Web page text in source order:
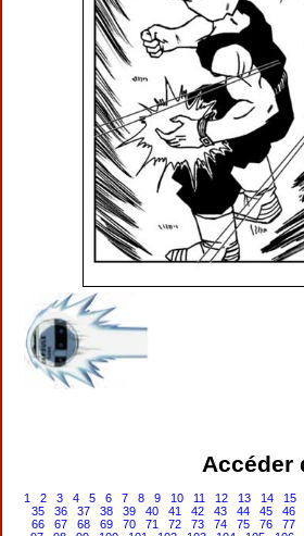
Accéder
1 2 3 4 5 6 7 8 9 10 11 12 13 14
15
35
36 37 38 39 40 41 42 43 44 45
46
66
67 68 69 70 71 72 73 74 75 76
77